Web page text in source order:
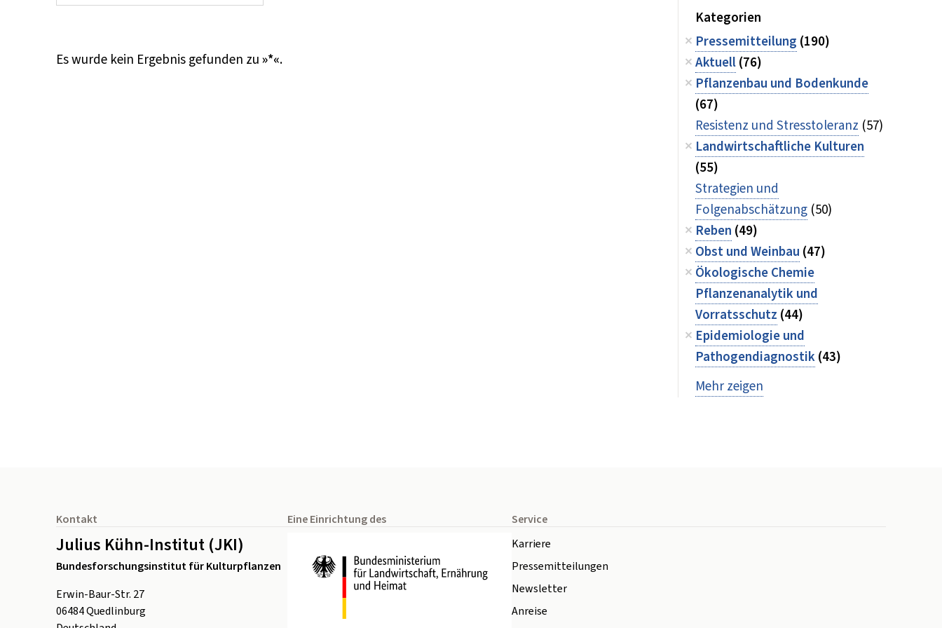
Es wurde kein Ergebnis gefunden zu»*«.
Kategorien
Pressemitteilung (190)
Aktuell(76)
Pflanzenbau und Bodenkunde
(67)
Resistenz und Stresstoleranz (57)
Landwirtschaftliche Kulturen
(55)
Strategien und
Folgenabschätzung (50)
Reben (49)
Obst und Weinbau (47)
Ökologische Chemie
Pflanzenanalytik und
Vorratsschutz (44)
Epidemiologie und
Pathogendiagnostik(43)
Mehr zeigen
Kontakt
Julius Kühn-Institut (JKI)
Bundesforschungsinstitut für Kulturpflanzen
Erwin-Baur-Str. 27
06484Quedlinburg
Eine Einrichtung des
Service
Karriere
Pressemitteilungen
Newsletter
Anreise